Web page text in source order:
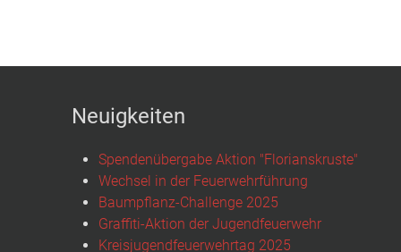
Neuigkeiten
Spendenübergabe Aktion "Florianskruste"
Wechsel in der Feuerwehrführung
Baumpflanz-Challenge 2025
Graffiti-Aktion der Jugendfeuerwehr
Kreisjugendfeuerwehrtag 2025